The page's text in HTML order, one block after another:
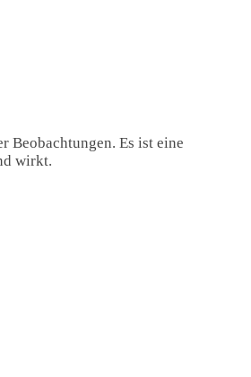
Beobachtungen. Es ist eine
wirkt.